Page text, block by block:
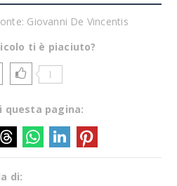
Giovanni De Vincentis
ti è piaciuto?
1
questa pagina:
di: